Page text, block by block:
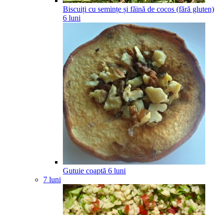
Biscuiți cu semințe și făină de cocos (fără gluten)
6 luni
Gutuie coaptă 6 luni
7 luni